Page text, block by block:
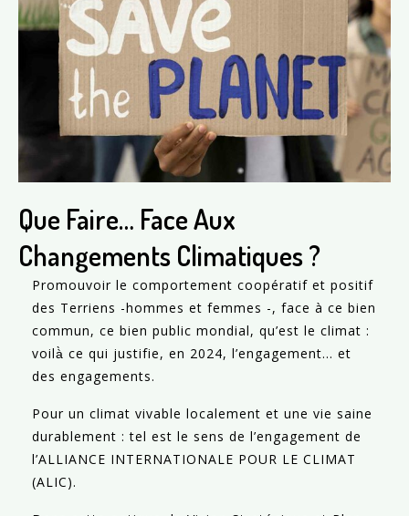
Que Faire… Face Aux
Changements Climatiques ?
Promouvoir le comportement coopératif et positif
des Terriens -hommes et femmes -, face à ce bien
commun, ce bien public mondial, qu’est le climat :
voilà̀ ce qui justifie, en 2024, l’engagement… et
des engagements.
Pour un climat vivable localement et une vie saine
durablement : tel est le sens de l’engagement de
l’ALLIANCE INTERNATIONALE POUR LE CLIMAT
(ALIC).